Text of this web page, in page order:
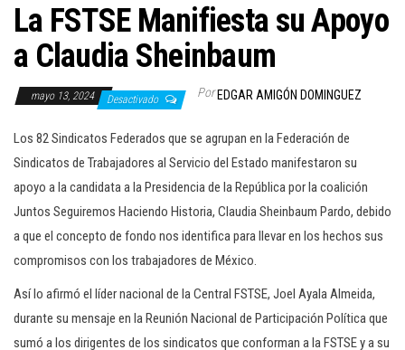
La FSTSE Manifiesta su Apoyo
a Claudia Sheinbaum
mayo 13, 2024 Desactivado Por EDGAR AMIGÓN DOMINGUEZ
Los 82 Sindicatos Federados que se agrupan en la Federación de
Sindicatos de Trabajadores al Servicio del Estado manifestaron su
apoyo a la candidata a la Presidencia de la República por la coalición
Juntos Seguiremos Haciendo Historia, Claudia Sheinbaum Pardo, debido
a que el concepto de fondo nos identifica para llevar en los hechos sus
compromisos con los trabajadores de México.
Así lo afirmó el líder nacional de la Central FSTSE, Joel Ayala Almeida,
durante su mensaje en la Reunión Nacional de Participación Política que
sumó a los dirigentes de los sindicatos que conforman a la FSTSE y a su